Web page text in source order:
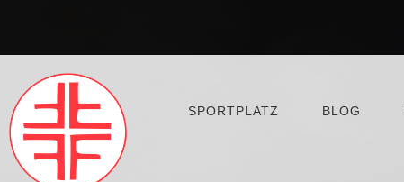
SPORTPLATZ BLOG